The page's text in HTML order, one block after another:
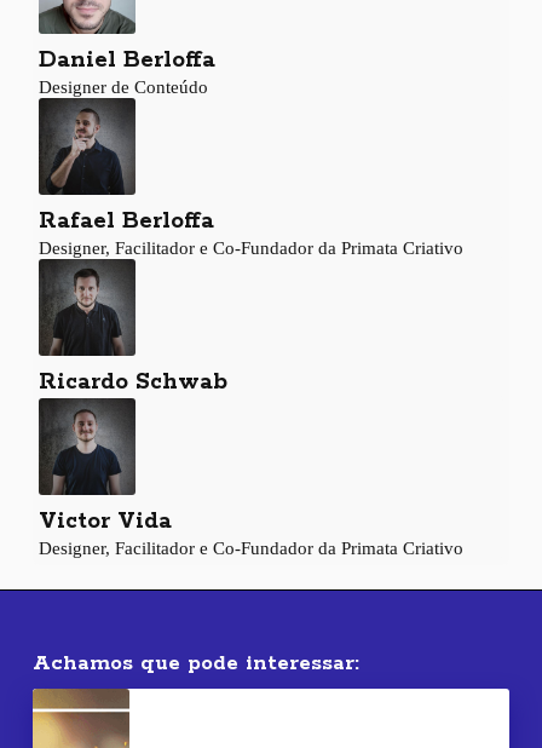
Daniel Berloffa
Designer de Conteúdo
Rafael Berloffa
Designer, Facilitador e Co-Fundador da Primata Criativo
Ricardo Schwab
Victor Vida
Designer, Facilitador e Co-Fundador da Primata Criativo
Achamos que pode interessar: